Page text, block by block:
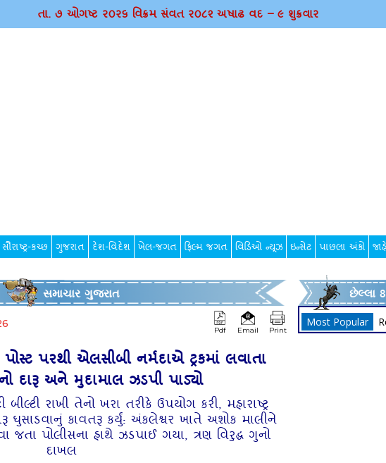
તા. ૭ ઓગષ્ટ ર૦ર૬ વિક્રમ સંવત ર૦૮૨ અષાઢ વદ – ૯ શુક્રવાર
સૌરાષ્ટ્ર-કચ્છ ગુજરાત દેશ-વિદેશ ખેલ-જગત ફિલ્મ જગત વિડિઓ ન્યૂઝ ઇન્સેટ પાછલા અંકો
સમાચાર ગુજરાત
Pdf Email Print
પરથી એલસીબી નર્મદાએ ટ્રકમાં લવાતા
દારૂ અને મુદામાલ ઝડપી પાડ્યો
બીલ્ટી રાખી તેનો ખરા તરીકે ઉપયોગ કરી, મહારાષ્ટ્ર
ઘુસાડવાનું કાવતરૂ કર્યું: અંકલેશ્વર ખાતે અશોક માલીને
જતા પોલીસના હાથે ઝડપાઈ ગયા, ત્રણ વિરુદ્ધ ગુનો
દાખલ
છેલ્લા
Most Popular